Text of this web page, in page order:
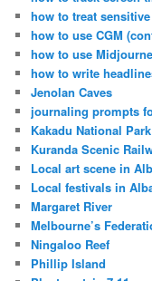
how to treat
how to use CGM
how to use
how to write
Jenolan Caves
journaling prompts
Kakadu National Park
Kuranda Scenic
Local art scene in
Local festivals in
Margaret River
Melbourne’s
Ningaloo Reef
Phillip Island